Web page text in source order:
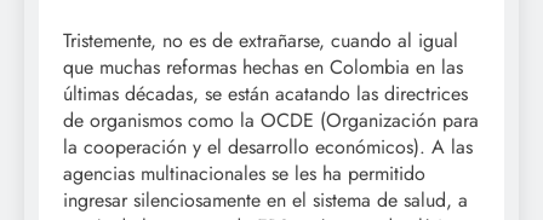
Tristemente, no es de extrañarse, cuando al igual
que muchas reformas hechas en Colombia en las
últimas décadas, se están acatando las directrices
de organismos como la OCDE (Organización para
la cooperación y el desarrollo económicos). A las
agencias multinacionales se les ha permitido
ingresar silenciosamente en el sistema de salud, a